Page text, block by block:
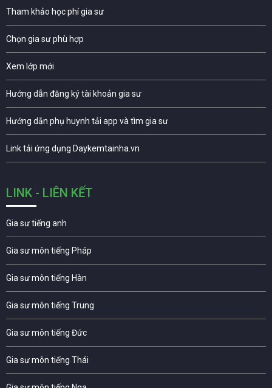
Tham khảo học phí gia sư
Chọn gia sư phù hợp
Xem lớp mới
Hướng dẫn đăng ký tài khoản gia sư
Hướng dẫn phụ huynh tải app và tìm gia sư
Link tải ứng dụng Daykemtainha.vn
LINK - LIÊN KẾT
Gia sư tiếng anh
Gia sư môn tiếng Pháp
Gia sư môn tiếng Hàn
Gia sư môn tiếng Trung
Gia sư môn tiếng Đức
Gia sư môn tiếng Thái